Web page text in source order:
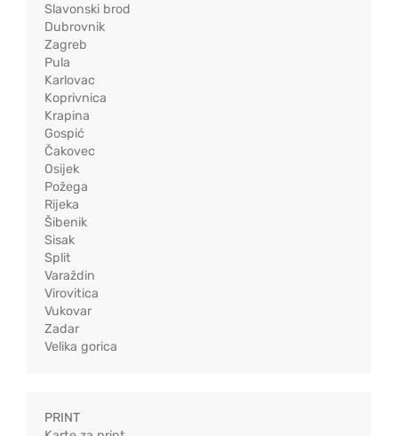
Slavonski brod
Dubrovnik
Zagreb
Pula
Karlovac
Koprivnica
Krapina
Gospić
Čakovec
Osijek
Požega
Rijeka
Šibenik
Sisak
Split
Varaždin
Virovitica
Vukovar
Zadar
Velika gorica
PRINT